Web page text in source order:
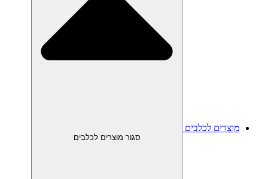
מוצרים לכלבים
סגור מוצרים לכלבים